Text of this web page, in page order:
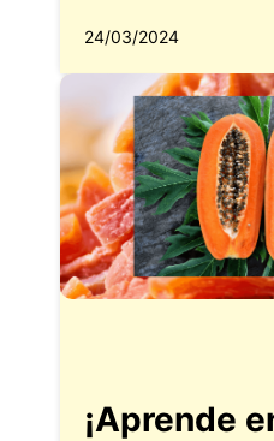
24/03/2024
¡Aprende